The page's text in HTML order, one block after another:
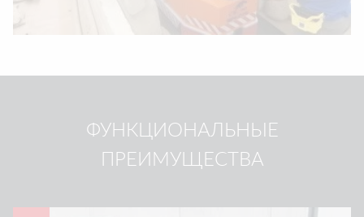
ФУНКЦИОНАЛЬНЫЕ
ПРЕИМУЩЕСТВА